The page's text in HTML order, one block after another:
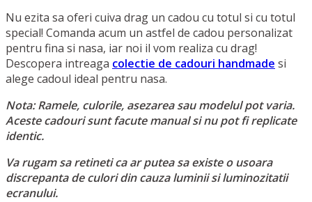
Nu ezita sa oferi cuiva drag un cadou cu totul si cu totul
special! Comanda acum un astfel de cadou personalizat
pentru fina si nasa, iar noi il vom realiza cu drag!
Descopera intreaga colectie de cadouri handmade si
alege cadoul ideal pentru nasa.
Nota: Ramele, culorile, asezarea sau modelul pot varia.
Aceste cadouri sunt facute manual si nu pot fi replicate
identic.
Va rugam sa retineti ca ar putea sa existe o usoara
discrepanta de culori din cauza luminii si luminozitatii
ecranului.